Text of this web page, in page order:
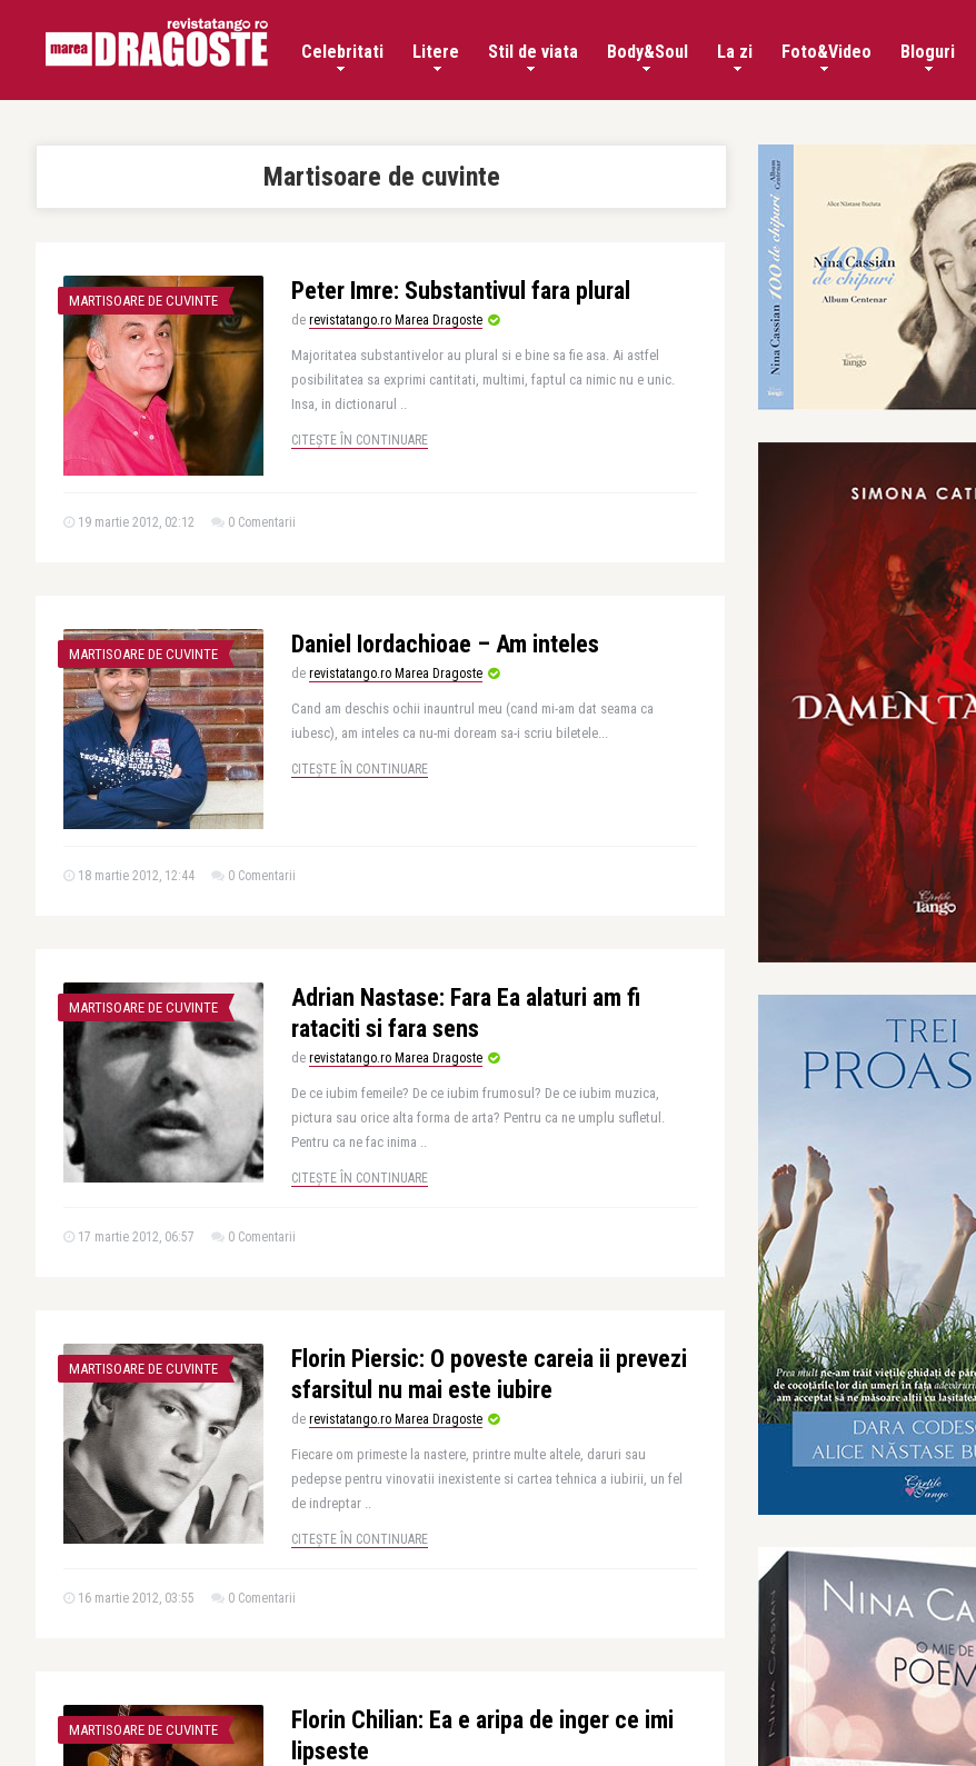
Celebritati Litere Stil de viata Body&Soul La zi Foto&Video Bloguri
Martisoare de cuvinte
MARTISOARE DE CUVINTE Peter Imre: Substantivul fara plural
de revistatango.ro Marea Dragoste
Majoritatea substantivelor au plural si e bine sa fie asa. Ai astfel
posibilitatea sa exprimi cantitati, multimi, faptul ca nimic nu e unic.
Insa, in dictionarul ..
CITEȘTE ÎN CONTINUARE
19 martie 2012, 02:12 0 Comentarii
MARTISOARE DE CUVINTE Daniel Iordachioae – Am inteles
de revistatango.ro Marea Dragoste
Cand am deschis ochii inauntrul meu (cand mi-am dat seama ca
iubesc), am inteles ca nu-mi doream sa-i scriu biletele...
CITEȘTE ÎN CONTINUARE
18 martie 2012, 12:44 0 Comentarii
MARTISOARE DE CUVINTE
Adrian Nastase: Fara Ea alaturi am fi
rataciti si fara sens
de revistatango.ro Marea Dragoste
De ce iubim femeile? De ce iubim frumosul? De ce iubim muzica,
pictura sau orice alta forma de arta? Pentru ca ne umplu sufletul.
Pentru ca ne fac inima ..
CITEȘTE ÎN CONTINUARE
17 martie 2012, 06:57 0 Comentarii
MARTISOARE DE CUVINTE
Florin Piersic: O poveste careia ii prevezi
sfarsitul nu mai este iubire
de revistatango.ro Marea Dragoste
Fiecare om primeste la nastere, printre multe altele, daruri sau
pedepse pentru vinovatii inexistente si cartea tehnica a iubirii, un fel
de indreptar ..
CITEȘTE ÎN CONTINUARE
16 martie 2012, 03:55 0 Comentarii
MARTISOARE DE CUVINTE
Florin Chilian: Ea e aripa de inger ce imi
lipseste